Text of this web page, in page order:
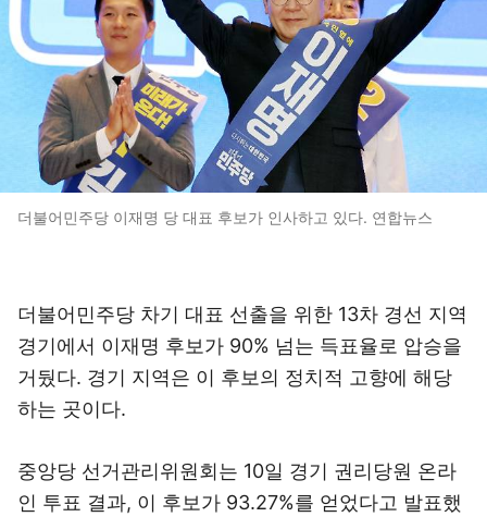
더불어민주당 이재명 당 대표 후보가 인사하고 있다. 연합뉴스
더불어민주당 차기 대표 선출을 위한 13차 경선 지역
경기에서 이재명 후보가 90% 넘는 득표율로 압승을
거뒀다. 경기 지역은 이 후보의 정치적 고향에 해당
하는 곳이다.
중앙당 선거관리위원회는 10일 경기 권리당원 온라
인 투표 결과, 이 후보가 93.27%를 얻었다고 발표했